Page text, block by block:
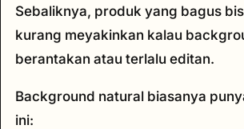
Sebaliknya, produk yang bagus
kurang meyakinkan kalau
berantakan atau terlalu editan.
Background natural biasanya
ini: